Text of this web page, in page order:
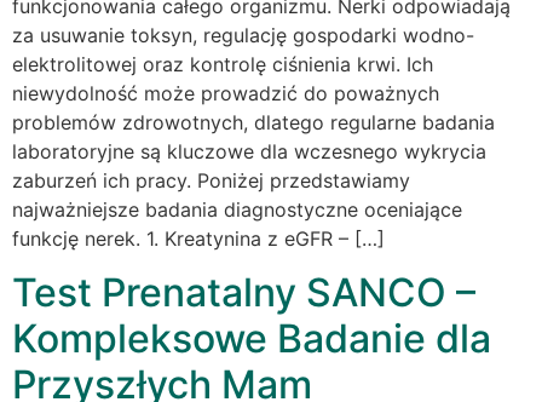
funkcjonowania całego organizmu. Nerki odpowiadają
za usuwanie toksyn, regulację gospodarki wodno-
elektrolitowej oraz kontrolę ciśnienia krwi. Ich
niewydolność może prowadzić do poważnych
problemów zdrowotnych, dlatego regularne badania
laboratoryjne są kluczowe dla wczesnego wykrycia
zaburzeń ich pracy. Poniżej przedstawiamy
najważniejsze badania diagnostyczne oceniające
funkcję nerek. 1. Kreatynina z eGFR – […]
Test Prenatalny SANCO –
Kompleksowe Badanie dla
Przyszłych Mam